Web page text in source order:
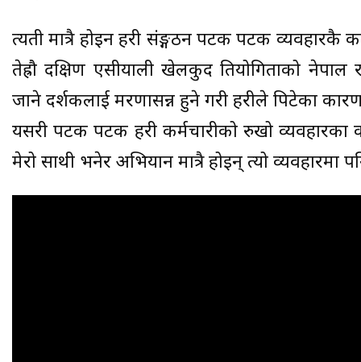
त्यती मात्रै होइन प्रहरी संङ्गठन पटक पटक
तेह्रौ दक्षिण एसीयाली खेलकुद प्रतियोगिताको
जाने दर्शकलाई मरणासन्न हुने गरी प्रहरीले पिटेका
यसरी पटक पटक प्रहरी कर्मचारीको रुखो
मेरो साथी भनेर अभियान मात्रै होइन् त्यो